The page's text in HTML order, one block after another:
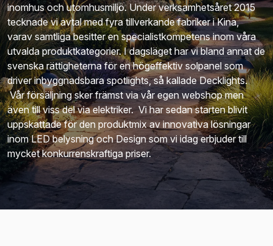
inomhus och utomhusmiljö. Under verksamhetsåret 2015
tecknade vi avtal med fyra tillverkande fabriker i Kina,
varav samtliga besitter en specialistkompetens inom våra
utvalda produktkategorier. I dagsläget har vi bland annat de
svenska rättigheterna för en högeffektiv solpanel som
driver inbyggnadsbara spotlights, så kallade Decklights.
Vår försäljning sker främst via vår egen webshop men
även till viss del via elektriker. Vi har sedan starten blivit
uppskattade för den produktmix av innovativa lösningar
inom LED belysning och Design som vi idag erbjuder till
mycket konkurrenskraftiga priser.